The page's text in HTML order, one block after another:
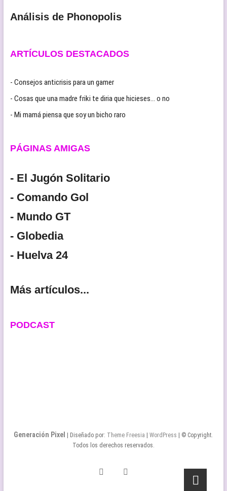
Análisis de Phonopolis
ARTÍCULOS DESTACADOS
- Consejos anticrisis para un gamer
- Cosas que una madre friki te diria que hicieses… o no
- Mi mamá piensa que soy un bicho raro
PÁGINAS AMIGAS
- El Jugón Solitario
- Comando Gol
- Mundo GT
- Globedia
- Huelva 24
Más artículos...
PODCAST
Generación Pixel | Diseñado por: Theme Freesia |WordPress | © Copyright.
Todos los derechos reservados.
Twitter